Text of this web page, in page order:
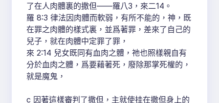
了在人肉體裏的撒但——羅八3，來二14。
羅 8:3 律法因肉體而軟弱，有所不能的，神，既
在罪之肉體的樣式裏，並爲著罪，差來了自己的
兒子，就在肉體中定罪了罪，
來 2:14 兒女既同有血肉之體，祂也照樣親自有
分於血肉之體，爲要藉著死，廢除那掌死權的，
就是魔鬼，
c 因著這樣審判了撒但，主就使挂在撒但身上的